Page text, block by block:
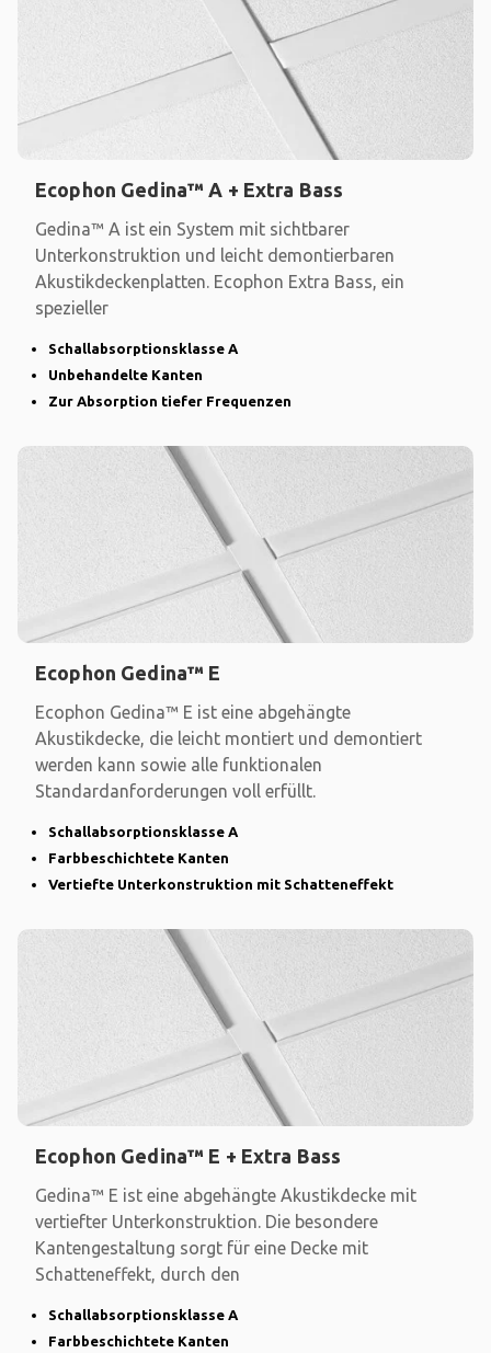
Ecophon Gedina™ A + Extra Bass
Gedina™ A ist ein System mit sichtbarer
Unterkonstruktion und leicht demontierbaren
Akustikdeckenplatten. Ecophon Extra Bass, ein
spezieller
Schallabsorptionsklasse A
Unbehandelte Kanten
Zur Absorption tiefer Frequenzen
Ecophon Gedina™ E
Ecophon Gedina™ E ist eine abgehängte
Akustikdecke, die leicht montiert und demontiert
werden kann sowie alle funktionalen
Standardanforderungen voll erfüllt.
Schallabsorptionsklasse A
Farbbeschichtete Kanten
Vertiefte Unterkonstruktion mit Schatteneffekt
Ecophon Gedina™ E + Extra Bass
Gedina™ E ist eine abgehängte Akustikdecke mit
vertiefter Unterkonstruktion. Die besondere
Kantengestaltung sorgt für eine Decke mit
Schatteneffekt, durch den
Schallabsorptionsklasse A
Farbbeschichtete Kanten